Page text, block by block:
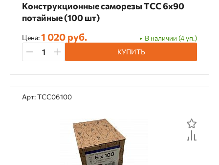
Конструкционные саморезы TCC 6х90
потайные (100 шт)
Цена:1 020 руб.
В наличии (4 уп.)
КУПИТЬ
Арт: TCC06100